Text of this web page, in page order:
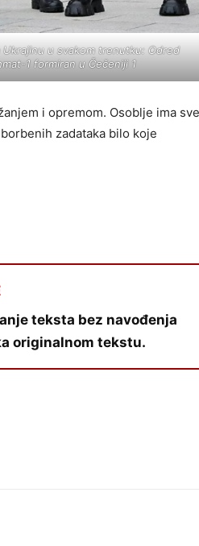
Ukrajinu u svakom trenutku: Odred
1 formiran u Čečeniji 1
i opremom. Osoblje ima sve
zadataka bilo koje
teksta bez navođenja
originalnom tekstu.